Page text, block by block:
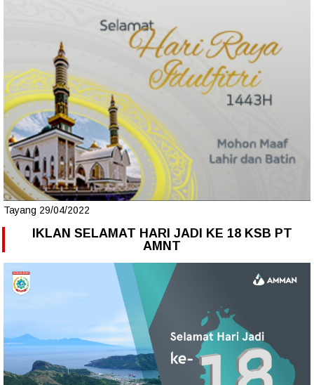
Tayang 29/04/2022
IKLAN SELAMAT HARI JADI KE 18 KSB PT
AMNT